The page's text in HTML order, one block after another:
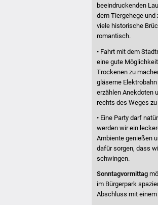
beeindruckenden
dem Tiergehege und
viele historische
romantisch.
• Fahrt mit dem
eine gute
Trockenen zu
gläserne
erzählen Anekdoten
rechts des Weges
• Eine Party darf
werden wir ein
Ambiente genießen
dafür sorgen, dass
schwingen.
Sonntagvormittag
im Bürgerpark
Abschluss mit